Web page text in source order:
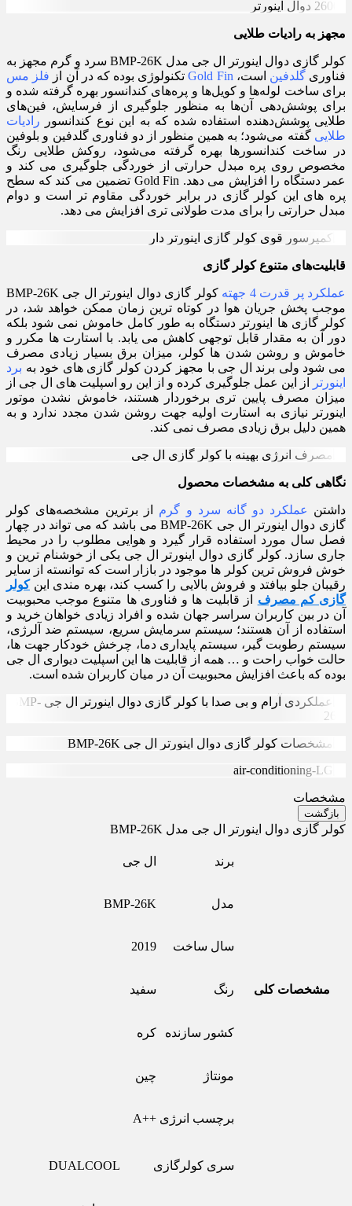
مجهز به رادیات طلایی
کولر گازی دوال اینورتر ال جی مدل BMP-26K سرد و گرم مجهز به
فناوریگلدفین است، تکنولوژی بوده که در آن از فلز مس
برای ساخت لوله‌ها و کویل‌ها و پره‌های کندانسور بهره گرفته شده و
برای پوشش‌دهی آن‌ها به منظور جلوگیری از فرسایش، فین‌های
طلایی پوشش‌دهنده استفاده شده که به این نوع کندانسور رادیات
طلایی گفته می‌شود؛ به همین منظور از دو فناوری گلدفین و بلوفین
در ساخت کندانسورها بهره گرفته می‌شود، روکش طلایی رنگ
مخصوص روی پره مبدل حرارتی از خوردگی جلوگیری می کند و
عمر دستگاه را افزایش می دهد. Gold Fin تضمین می کند که سطح
پره های این کولر گازی در برابر خوردگی مقاوم تر است و دوام
مبدل حرارتی را برای مدت طولانی تری افزایش می دهد.
قابلیت‌های متنوع کولر گازی
عملکرد پر قدرت 4 جهته
کولر گازی دوال اینورتر ال جی BMP-26K
موجب پخش جریان هوا در کوتاه ترین زمان ممکن خواهد شد، در
کولر گازی ها اینورتر دستگاه به طور کامل خاموش نمی شود بلکه
دور آن به مقدار قابل توجهی کاهش می یابد. با استارت ها مکرر و
خاموش و روشن شدن ها کولر، میزان برق بسیار زیادی مصرف
می شود ولی برند ال جی با مجهز کردن کولر گازی های خود به برد
اینورتر
از این عمل جلوگیری کرده و از این رو اسپلیت های ال جی از
میزان مصرف پایین تری برخوردار هستند، خاموش نشدن موتور
اینورتر نیازی به استارت اولیه جهت روشن شدن مجدد ندارد و به
همین دلیل برق زیادی مصرف نمی کند.
نگاهی کلی به مشخصات محصول
داشتن عملکرد دو گانه سرد و گرم از برترین مشخصه‌های کولر
گازی دوال اینورتر ال جی BMP-26K می باشد که می تواند در چهار
فصل سال مورد استفاده قرار گیرد و هوایی مطلوب را در محیط
جاری سازد. کولر گازی دوال اینورتر ال جی یکی از خوشنام ترین و
خوش فروش ترین کولر ها موجود در بازار است که توانسته از سایر
رقیبان جلو بیافتد و فروش بالایی را کسب کند، بهره مندی اینکولر
گازی کم مصرف از قابلیت ها و فناوری ها متنوع موجب محبوبیت
آن در بین کاربران سراسر جهان شده و افراد زیادی خواهان خرید و
استفاده از آن هستند؛ سیستم سرمایش سریع، سیستم ضد آلرژی،
سیستم رطوبت گیر، سیستم پایداری دما، چرخش خودکار جهت ها،
حالت خواب راحت و … همه از قابلیت ها این اسپلیت دیواری ال جی
بوده که باعث افزایش محبوبیت آن در میان کاربران شده است.
مشخصات
بازگشت
کولر گازی دوال اینورتر ال جی مدل BMP-26K
مشخصات کلی
برند ال جی
مدل BMP-26K
سال ساخت 2019
رنگ سفید
کشور سازنده کره
مونتاژ چین
برچسب انرژی ++A
سری کولرگازی DUALCOOL